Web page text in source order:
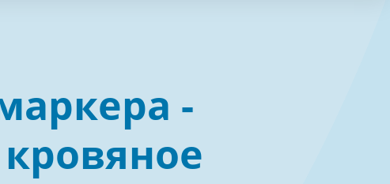
Стоматология
Сурдология
Терапия
-